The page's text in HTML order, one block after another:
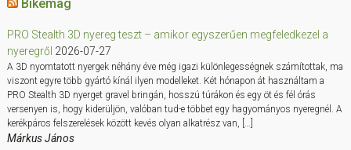
Bikemag
PRO Stealth 3D nyereg teszt – amikor egyszerűen megfeledkezel a
nyeregről 2026-07-27
A 3D nyomtatott nyergek néhány éve még igazi különlegességnek számítottak, ma
viszont egyre több gyártó kínál ilyen modelleket. Két hónapon át használtam a
PRO Stealth 3D nyerget gravel bringán, hosszú túrákon és egy öt és fél órás
versenyen is, hogy kiderüljön, valóban tud-e többet egy hagyományos nyeregnél. A
kerékpáros felszerelések között kevés olyan alkatrész van, […]
Márkus János